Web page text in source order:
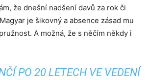
že dnešní nadšení davů za rok či
je šikovný a absence zásad mu
A možná, že s něčím někdy i
PO 20 LETECH VE VEDENÍ